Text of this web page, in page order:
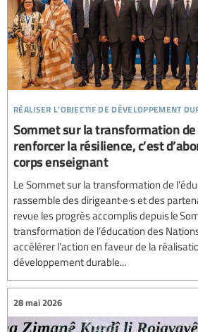
réaliser l’objectif de développement
Sommet sur la transformation de
renforcer la résilience, c’est
corps enseignant
Le Sommet sur la transformation de
rassemble des dirigeant·e·s et des
revue les progrès accomplis depuis le
transformation de l’éducation des
accélérer l’action en faveur de la
développement durable...
28 mai 2026